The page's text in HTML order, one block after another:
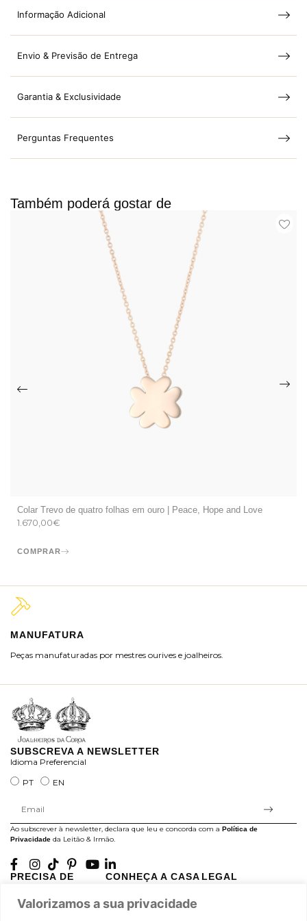
Valorizamos a sua privacidade
Informação Adicional
Envio & Previsão de Entrega
Garantia & Exclusividade
Perguntas Frequentes
Também poderá gostar de
Colar Trevo de quatro folhas em ouro | Peace, Hope and Love
1.670,00€
COMPRAR
MANUFATURA
Peças manufaturadas por mestres ourives e joalheiros.
SUBSCREVA A NEWSLETTER
Idioma Preferencial
PT
EN
Ao subscrever à newsletter, declara que leu e concorda com a Política de
Privacidade da Leitão & Irmão.
PRECISA DE
A minha conta
CONHEÇA A CASA
História
LEGAL